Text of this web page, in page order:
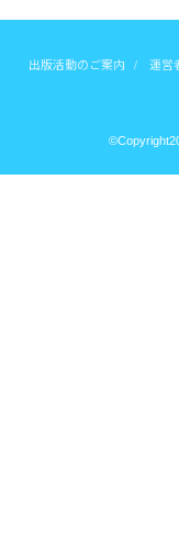
出版活動のご案内 運営